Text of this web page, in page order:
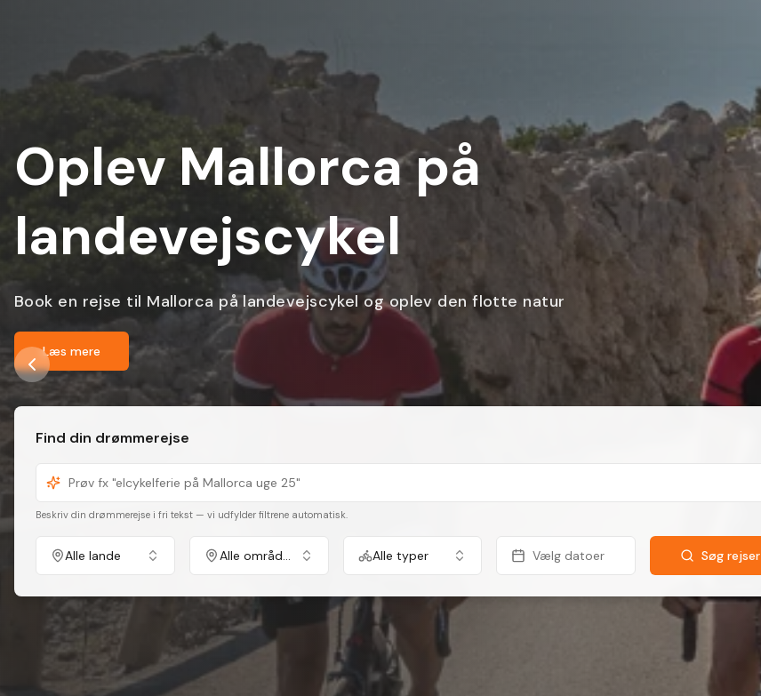
Elcykelferie i Toscana med
dansk guide
Smukke udsigter, italiensk charme og hyggelige cykeloplevelser
Læs mere
Find din drømmerejse
Beskriv din drømmerejse i fri tekst — vi udfylder filtrene automatisk.
Alle lande Alle områder Alle typer Vælg datoer Søg rejser